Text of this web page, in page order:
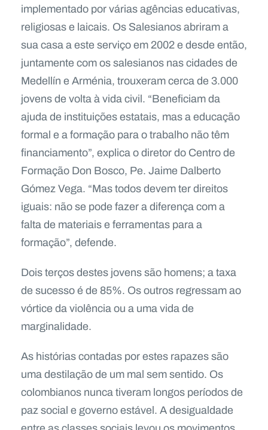
implementado por várias agências educativas,
religiosas e laicais. Os Salesianos abriram a
sua casa a este serviço em 2002 e desde então,
juntamente com os salesianos nas cidades de
Medellín e Arménia, trouxeram cerca de 3.000
jovens de volta à vida civil. “Beneficiam da
ajuda de instituições estatais, mas a educação
formal e a formação para o trabalho não têm
financiamento”, explica o diretor do Centro de
Formação Don Bosco, Pe. Jaime Dalberto
Gómez Vega. “Mas todos devem ter direitos
iguais: não se pode fazer a diferença com a
falta de materiais e ferramentas para a
formação”, defende.
Dois terços destes jovens são homens; a taxa
de sucesso é de 85%. Os outros regressam ao
vórtice da violência ou a uma vida de
marginalidade.
As histórias contadas por estes rapazes são
uma destilação de um mal sem sentido. Os
colombianos nunca tiveram longos períodos de
paz social e governo estável. A desigualdade